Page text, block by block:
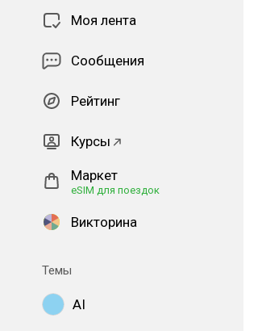
Моя лента
Сообщения
Рейтинг
Курсы
Маркет
eSIM для поездок
Викторина
Темы
AI